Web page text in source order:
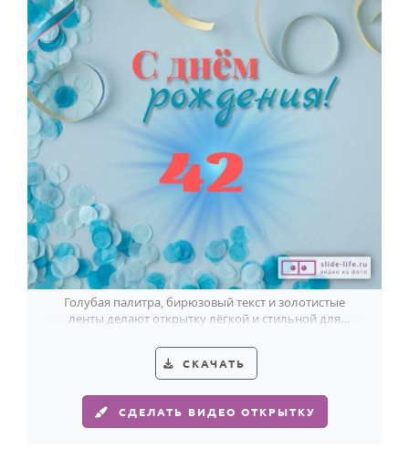
Голубая палитра, бирюзовый текст и золотистые
ленты делают открытку лёгкой и стильной для
СКАЧАТЬ
СДЕЛАТЬ ВИДЕО ОТКРЫТКУ